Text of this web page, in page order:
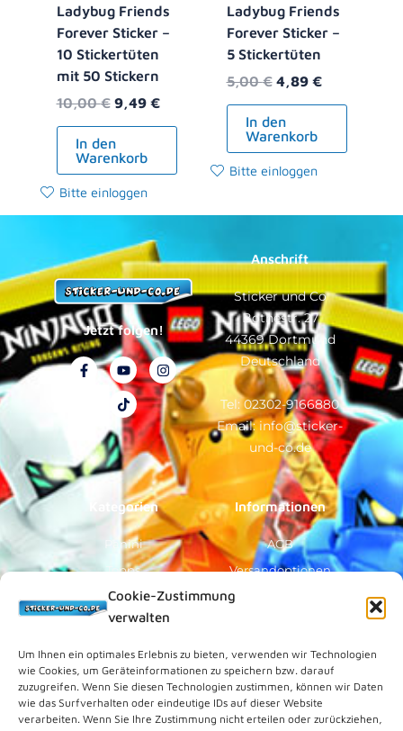
Cookie-Zustimmung
verwalten
Um Ihnen ein optimales Erlebnis zu bieten, verwenden wir Technologien
wie Cookies, um Geräteinformationen zu speichern bzw. darauf
zuzugreifen. Wenn Sie diesen Technologien zustimmen, können wir Daten
wie das Surfverhalten oder eindeutige IDs auf dieser Website
verarbeiten. Wenn Sie Ihre Zustimmung nicht erteilen oder zurückziehen,
Ladybug Friends
Forever Sticker –
10 Stickertüten
mit 50 Stickern
10,00€ 9,49 €
In den
Warenkorb
Bitte einloggen
Ladybug Friends
Forever Sticker –
5 Stickertüten
5,00€ 4,89 €
In den
Warenkorb
Bitte einloggen
Jetzt folgen!
F
a
k
-
f
Y
o
u
t
u
b
e
I
n
s
t
a
g
r
a
m
T
i
k
t
o
k
Anschrift
Sticker und Co
Bothestr. 27
44369 Dortmund
Deutschland
Tel: 02302-9166880
Email: info@sticker-
und-co.de
Kategorien
Panini
Topps
Blue Ocean
Sammelfiguren
Vorverkauf
Informationen
AGB
Versandoptionen
Zahlungsoptionen
Über Uns
Rechtliches
Kundenkonto